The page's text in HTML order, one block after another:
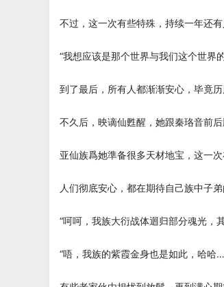
不过，这一次有些特殊，持续一年还
“我想应该是那个世界与我们这个世界
到了最后，所有人都渐渐安心，毕竟
不久后，映谪仙甦醒，她跟秦珞音前
亚仙族爲她準备很多天材地宝，这一
人们彻底安心，都在期待自己族中子弟
“呵呵，我族大衍战体迴归部分魂光，
“唔，我族的紫霞金身也是如此，哈哈